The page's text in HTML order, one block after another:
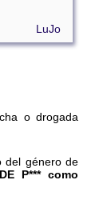
LuJo
o drogada
del género de
P*** como